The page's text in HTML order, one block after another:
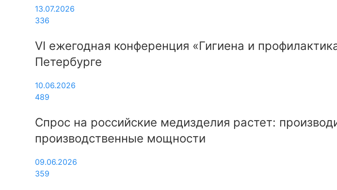
13.07.2026
336
VI ежегодная конференция «Гигиена и
Петербурге
10.06.2026
489
Спрос на российские медизделия растет:
производственные мощности
09.06.2026
359